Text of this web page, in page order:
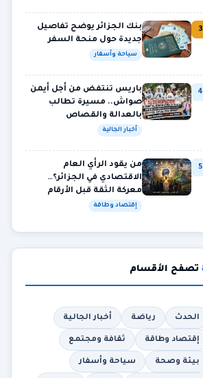
3
بنك الجزائر يوضح تفاصيل
جديدة حول منحة السفر
سياحة وأسفار
4
باريس تنتفض من أجل أيمن
صواش.. مسيرة تطالب
بالعدالة والقصاص
أخبار الجالية
5
من يقود الرأي العام
الاقتصادي في الجزائر؟…
معركة الثقة قبل الأرقام
إقتصاد وطاقة
تصفح الأقسام
الحدث رياضة أخبار الجالية
إقتصاد وطاقة ثقافة ومجتمع
بيئة وصحة سياحة وأسفار